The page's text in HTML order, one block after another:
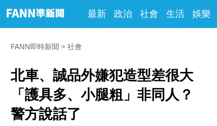
最新 政治 社會 生活 娛樂
FANN即時新聞 社會
北車、誠品外嫌犯造型差很大
「護具多、小腿粗」非同人？
警方說話了